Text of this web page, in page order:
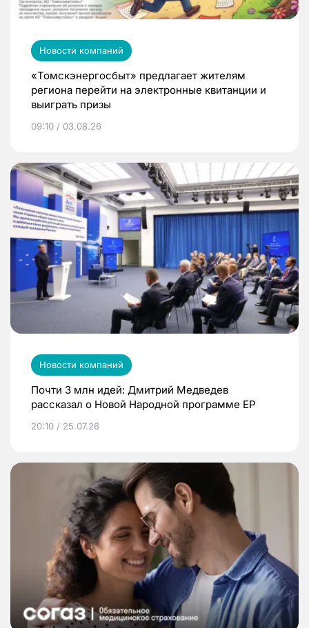
Новости компаний
«Томскэнергосбыт» предлагает жителям
региона перейти на электронные квитанции и
выиграть призы
09:10 / 03.08.26
Новости компаний
Почти 3 млн идей: Дмитрий Медведев
рассказал о Новой Народной программе ЕР
20:10 / 25.07.26